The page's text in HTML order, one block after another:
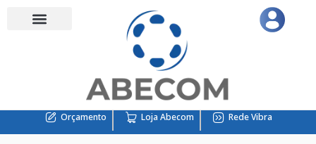
Orçamento Loja Abecom Rede Vibra